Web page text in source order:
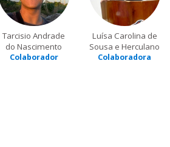
Tarcisio Andrade
do Nascimento
Colaborador
Luísa Carolina de
Sousa e Herculano
Colaboradora